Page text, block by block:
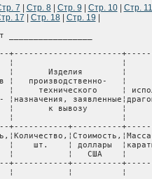
7 Стр. 8| Стр. 9 Стр. 10| Стр. 11
17 Стр. 18| Стр. 19
_________________
+----------------------
¦                      ¦
¦       Изделия        ¦
в ¦   производственно-   ¦
технического     ¦
¦       к вывозу
¦
+-----------+----------
шт.    ¦ доллары
¦   США    ¦
+-----------+----------
¦           ¦          ¦